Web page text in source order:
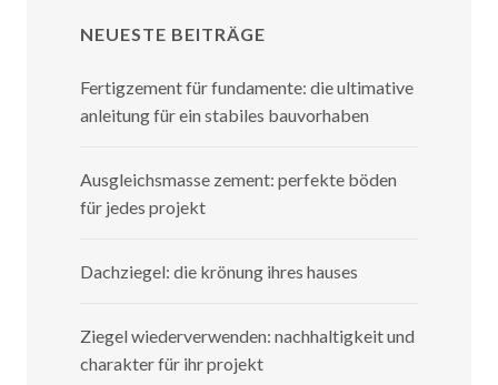
NEUESTE BEITRÄGE
Fertigzement für fundamente: die ultimative
anleitung für ein stabiles bauvorhaben
Ausgleichsmasse zement: perfekte böden
für jedes projekt
Dachziegel: die krönung ihres hauses
Ziegel wiederverwenden: nachhaltigkeit und
charakter für ihr projekt